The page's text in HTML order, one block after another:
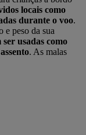
locais como
durante o voo.
e peso da sua
ser usadas como
. As malas